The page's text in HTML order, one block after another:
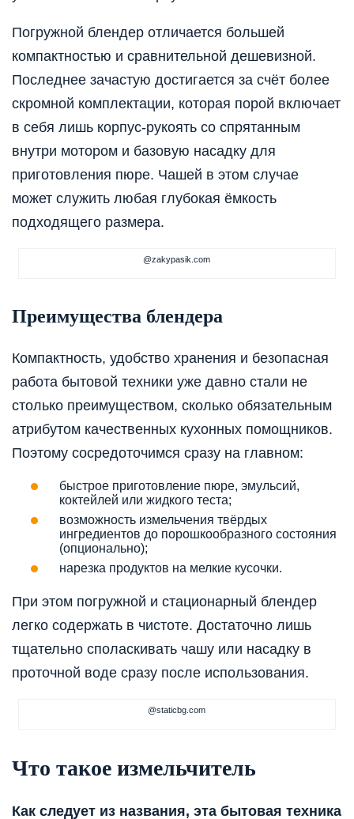
Погружной блендер отличается большей
компактностью и сравнительной дешевизной.
Последнее зачастую достигается за счёт более
скромной комплектации, которая порой включает
в себя лишь корпус-рукоять со спрятанным
внутри мотором и базовую насадку для
приготовления пюре. Чашей в этом случае
может служить любая глубокая ёмкость
подходящего размера.
@zakypasik.com
Преимущества блендера
Компактность, удобство хранения и безопасная
работа бытовой техники уже давно стали не
столько преимуществом, сколько обязательным
атрибутом качественных кухонных помощников.
Поэтому сосредоточимся сразу на главном:
быстрое приготовление пюре, эмульсий,
коктейлей или жидкого теста;
возможность измельчения твёрдых
ингредиентов до порошкообразного состояния
(опционально);
нарезка продуктов на мелкие кусочки.
При этом погружной и стационарный блендер
легко содержать в чистоте. Достаточно лишь
тщательно споласкивать чашу или насадку в
проточной воде сразу после использования.
@staticbg.com
Что такое измельчитель
Как следует из названия, эта бытовая техника